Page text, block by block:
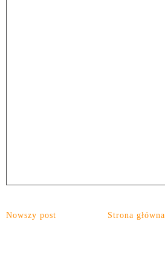
Nowszy post Strona główna